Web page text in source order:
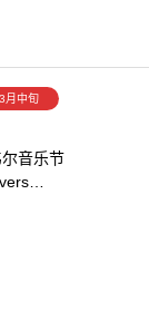
中旬
音乐节